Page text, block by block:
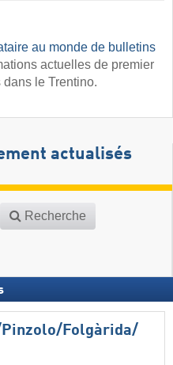
au monde de bulletins
actuelles de premier
le Trentino.
actualisés
Recherche
​Pinzolo/​Folgàrida/​